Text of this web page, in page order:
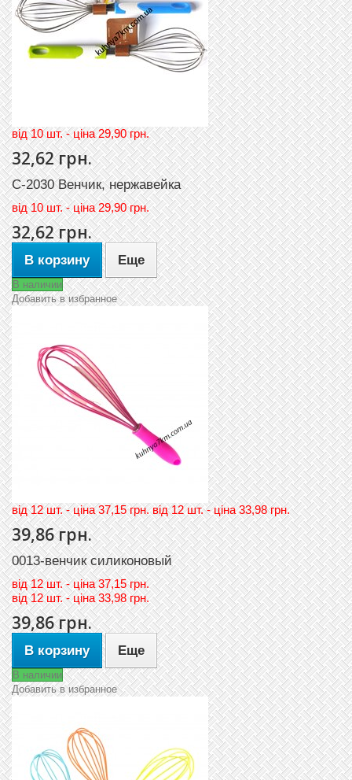
вiд 10 шт. - цiна 29,90 грн.
32,62 грн.
C-2030 Венчик, нержавейка
вiд10 шт. - цiна 29,90 грн.
32,62 грн.
В корзину Еще
В наличии
Добавить в избранное
вiд 12 шт. - цiна 37,15 грн. вiд 12 шт. - цiна 33,98 грн.
39,86 грн.
0013-венчик силиконовый
вiд12 шт. - цiна 37,15 грн.
вiд12 шт. - цiна 33,98 грн.
39,86 грн.
В корзину Еще
В наличии
Добавить в избранное